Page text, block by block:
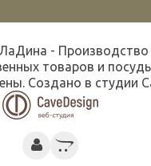
- Производство
товаров и
Создано в студии